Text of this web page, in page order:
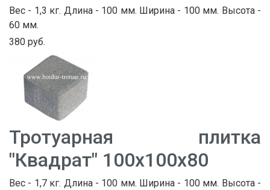
Вес - 1,3 кг. Длина - 100 мм. Ширина - 100 мм. Высота -
60 мм.
380 руб.
Тротуарная плитка
"Квадрат" 100х100х80
Вес - 1,7 кг. Длина - 100 мм. Ширина - 100 мм. Высота -